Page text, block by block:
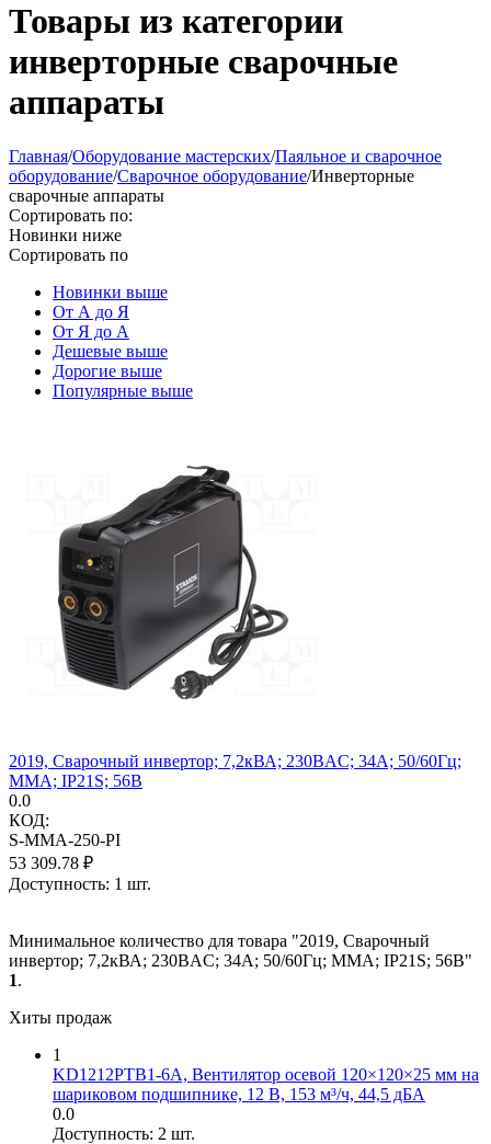
Товары из категории
инверторные сварочные
аппараты
Главная/Оборудование мастерских/Паяльное и сварочное
оборудование/Сварочное оборудование/Инверторные
сварочные аппараты
Сортировать по:
Новинки ниже
Сортировать по
Новинки выше
От А до Я
От Я до А
Дешевые выше
Дорогие выше
Популярные выше
2019, Сварочный инвертор; 7,2кВА; 230ВAC; 34А; 50/60Гц;
MMA; IP21S; 56В
0.0
КОД:
S-MMA-250-PI
53 309.78 ₽
Доступность: 1 шт.
Минимальное количество для товара "2019, Сварочный
инвертор; 7,2кВА; 230ВAC; 34А; 50/60Гц; MMA; IP21S; 56В"
1.
Хиты продаж
1
KD1212PTB1-6A, Вентилятор осевой 120×120×25 мм на
шариковом подшипнике, 12 В, 153 м³/ч, 44,5 дБА
0.0
Доступность: 2 шт.